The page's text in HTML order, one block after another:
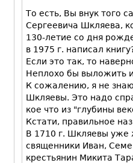
То есть, Вы внук того
Сергеевича Шкляева,
130-летие со дня
в 1975 г. написал
Если это так, то
Неплохо бы выложить
К сожалению, я не
Шкляевы. Это надо
кое что из "глубины
Кстати, правильное
В 1710 г. Шкляевы уже
священники Иван,
крестьянин Микита